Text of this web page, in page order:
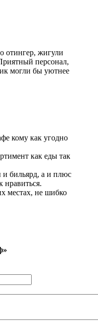
отингер, жигули
персонал,
могли бы уютнее
кому как угодно
как еды так
и бильярд, а и плюс
нравиться.
местах, не шибко